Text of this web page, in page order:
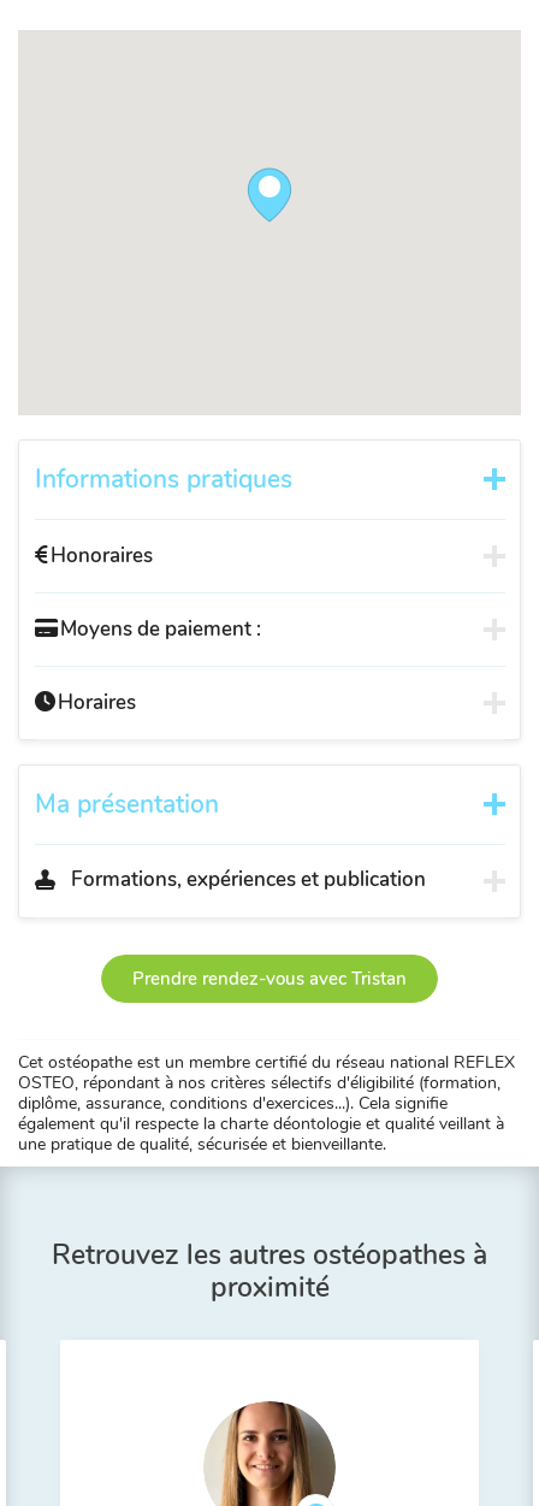
Informations pratiques
Honoraires
Moyens de paiement :
Horaires
Ma présentation
Formations, expériences et publication
Prendre rendez-vous avec Tristan
Cet ostéopathe est un membre certifié du réseau national REFLEX
OSTEO, répondant à nos critères sélectifs d'éligibilité (formation,
diplôme, assurance, conditions d'exercices...). Cela signifie
également qu'il respecte la charte déontologie et qualité veillant à
une pratique de qualité, sécurisée et bienveillante.
Retrouvez les autres ostéopathes à
proximité